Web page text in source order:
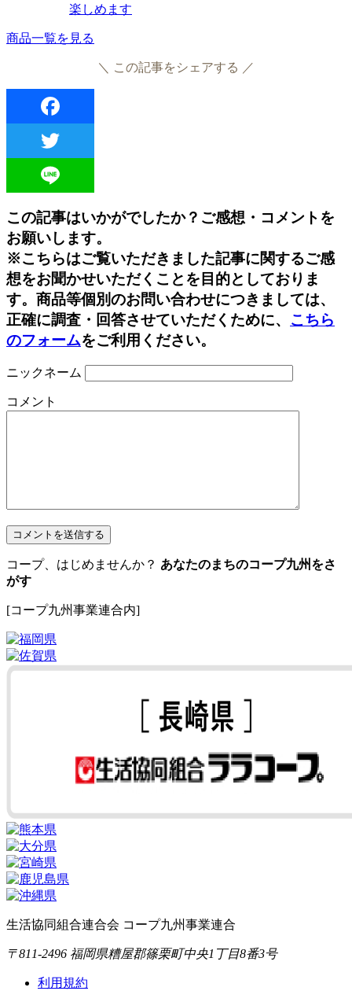
楽しめます
商品一覧を見る
＼ この記事をシェアする ／
この記事はいかがでしたか？ご感想・コメントを
お願いします。
※こちらはご覧いただきました記事に関するご感
想をお聞かせいただくことを目的としておりま
す。商品等個別のお問い合わせにつきましては、
正確に調査・回答させていただくために、 こちら
のフォームをご利用ください。
ニックネーム
コメント
コープ、はじめませんか？ あなたのまちのコープ九州をさ
がす
[コープ九州事業連合内]
生活協同組合連合会 コープ九州事業連合
〒811-2496 福岡県糟屋郡篠栗町中央1丁目8番3号
利用規約